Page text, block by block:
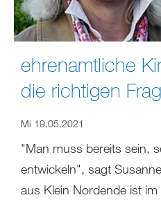
ehrenamtliche
die richtigen
Mi 19.05.2021
"Man muss bereits sein,
entwickeln", sagt
aus Klein Nordende ist